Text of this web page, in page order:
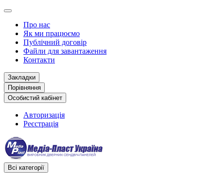
Про нас
Як ми працюємо
Публічний договір
Файли для завантаження
Контакти
Закладки
Порівняння
Особистий кабінет
Авторизація
Реєстрація
Всі категорії